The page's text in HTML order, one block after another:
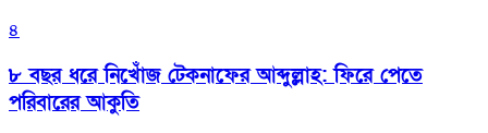
৪
৮ বছর ধরে নিখোঁজ টেকনাফের আব্দুল্লাহ: ফিরে পেতে
পরিবারের আকুতি